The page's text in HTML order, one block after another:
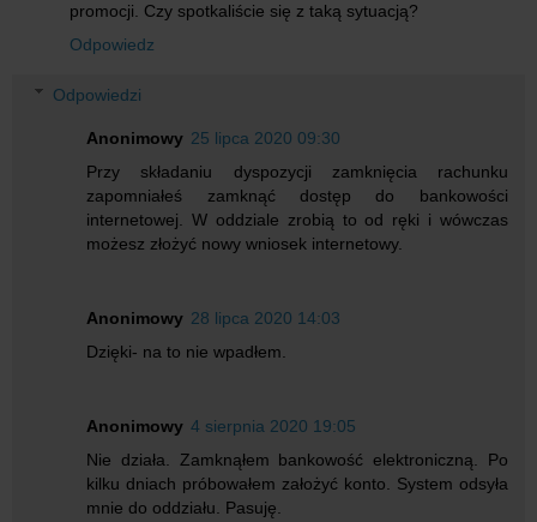
promocji. Czy spotkaliście się z taką sytuacją?
Odpowiedz
Odpowiedzi
Anonimowy 25 lipca 2020 09:30
Przy składaniu dyspozycji zamknięcia rachunku
zapomniałeś zamknąć dostęp do bankowości
internetowej. W oddziale zrobią to od ręki i wówczas
możesz złożyć nowy wniosek internetowy.
Anonimowy 28 lipca 2020 14:03
Dzięki- na to nie wpadłem.
Anonimowy 4 sierpnia 2020 19:05
Nie działa. Zamknąłem bankowość elektroniczną. Po
kilku dniach próbowałem założyć konto. System odsyła
mnie do oddziału. Pasuję.